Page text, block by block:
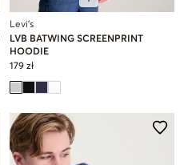
Levi's
LVB BATWING SCREENPRINT
HOODIE
179 zł